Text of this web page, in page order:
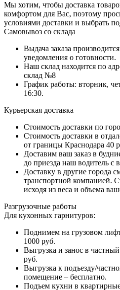
Мы хотим, чтобы доставка
комфортом для Вас, поэтому
условиями доставки и выбрать
Самовывоз со склада
Выдача заказа
уведомления о готовности.
Наш склад находится по
склад №8
График работы: вторник,
16:30.
Курьерская доставка
Стоимость доставки по
Стоимость доставки в
от границы Краснодара 40
Доставим ваш заказ в
до приезда наш водитель с
Доставку в другие города
транспортной компанией.
исходя из веса и объема
Разгрузочные работы
Для кухонных гарнитуров:
Поднимем на грузовом
1000 руб.
Выгрузка и занос в
руб.
Выгрузка к подъезду/
помещение – бесплатно.
Подъем кухни в